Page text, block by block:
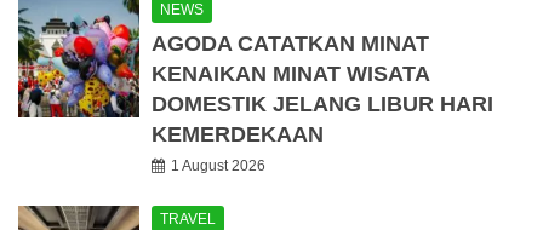
NEWS
AGODA CATATKAN MINAT
KENAIKAN MINAT WISATA
DOMESTIK JELANG LIBUR HARI
KEMERDEKAAN
1 August 2026
TRAVEL